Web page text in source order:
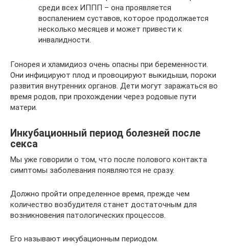
среди всех ИППП – она проявляется
воспалением суставов, которое продолжается
несколько месяцев и может привести к
инвалидности.
Гонорея и хламидиоз очень опасны при беременности.
Они инфицируют плод и провоцируют выкидыши, пороки
развития внутренних органов. Дети могут заражаться во
время родов, при прохождении через родовые пути
матери.
Инкубационный период болезней после
секса
Мы уже говорили о том, что после полового контакта
симптомы заболевания появляются не сразу.
Должно пройти определенное время, прежде чем
количество возбудителя станет достаточным для
возникновения патологических процессов.
Его называют инкубационным периодом.